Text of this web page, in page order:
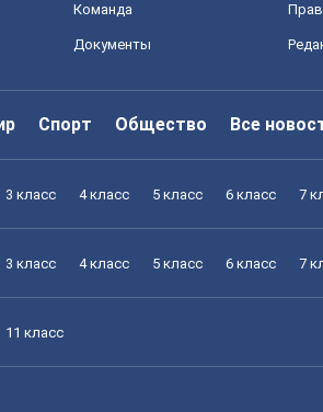
Команда
Документы
Спорт Общество Все
3 класс 4 класс 5 класс 6 класс 7
3 класс 4 класс 5 класс 6 класс 7
11 класс